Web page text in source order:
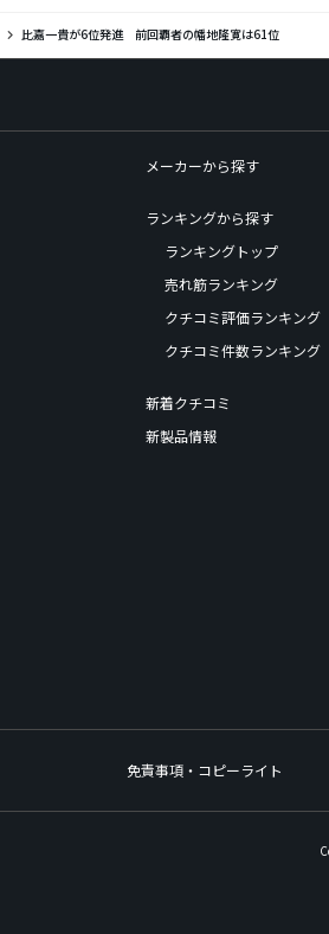
比嘉一貴が6位発進 前回覇者の幡地隆寛は61位
メーカーから探す
ランキングから探す
ランキングトップ
売れ筋ランキング
クチコミ評価ランキング
クチコミ件数ランキング
新着クチコミ
新製品情報
免責事項・コピーライト